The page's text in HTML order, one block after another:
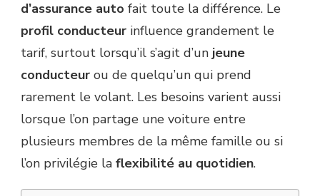
d’assurance auto fait toute la différence. Le
profil conducteur influence grandement le
tarif, surtout lorsqu’il s’agit d’un jeune
conducteur ou de quelqu’un qui prend
rarement le volant. Les besoins varient aussi
lorsque l’on partage une voiture entre
plusieurs membres de la même famille ou si
l’on privilégie la flexibilité au quotidien.